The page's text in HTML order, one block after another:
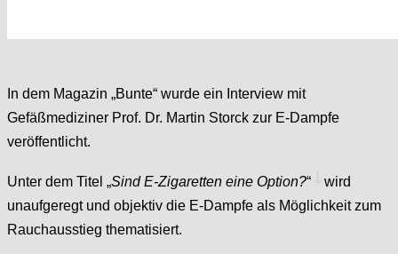
In dem Magazin „Bunte“ wurde ein Interview mit
Gefäßmediziner Prof. Dr. Martin Storck zur E-Dampfe
veröffentlicht.
Unter dem Titel „Sind E-Zigaretten eine Option?“
wird
unaufgeregt und objektiv die E-Dampfe als Möglichkeit zum
Rauchausstieg thematisiert.